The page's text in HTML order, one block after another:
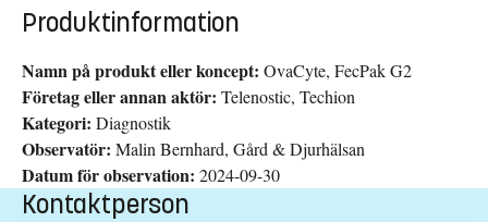
Produktinformation
Namn på produkt eller koncept: OvaCyte, FecPak G2
Företag eller annan aktör: Telenostic, Techion
Kategori: Diagnostik
Observatör: Malin Bernhard, Gård & Djurhälsan
Datum för observation: 2024-09-30
Kontaktperson